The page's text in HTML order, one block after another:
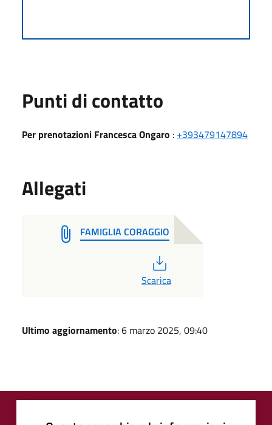
Punti di contatto
Per prenotazioni Francesca Ongaro : +393479147894
Allegati
FAMIGLIA CORAGGIO
Scarica
Ultimo aggiornamento: 6 marzo 2025, 09:40